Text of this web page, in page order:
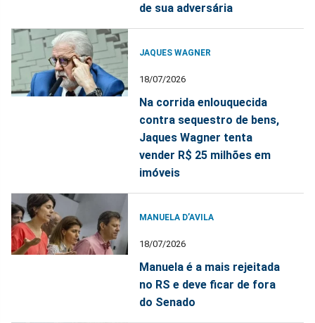
de sua adversária
JAQUES WAGNER
18/07/2026
Na corrida enlouquecida
contra sequestro de bens,
Jaques Wagner tenta
vender R$ 25 milhões em
imóveis
MANUELA D’AVILA
18/07/2026
Manuela é a mais rejeitada
no RS e deve ficar de fora
do Senado